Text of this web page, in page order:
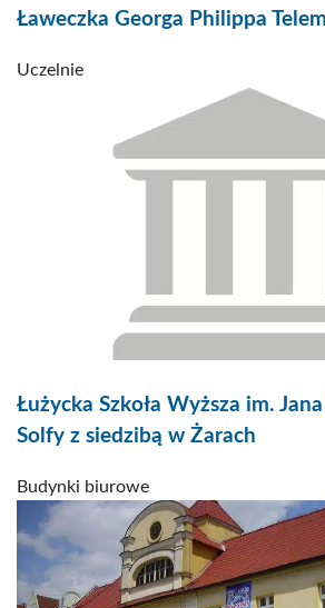
Ławeczka Georga Philippa
Uczelnie
Łużycka Szkoła Wyższa im.
Solfy z siedzibą w Żarach
Budynki biurowe